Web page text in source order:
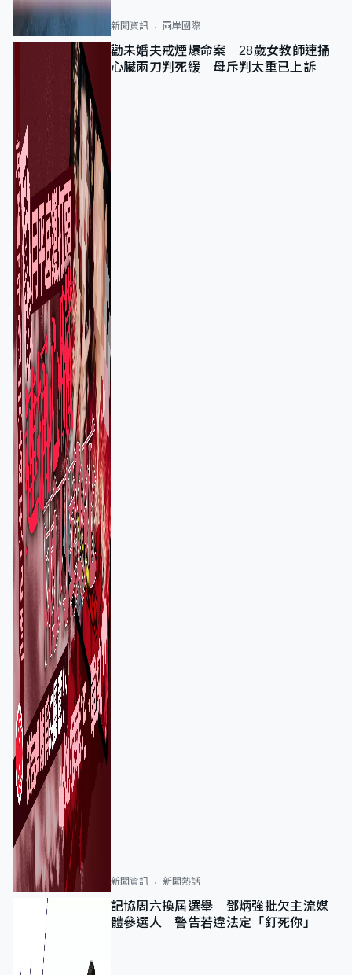
新聞資訊 兩岸國際
勸未婚夫戒煙爆命案 28歲女教師連捅
心臟兩刀判死緩 母斥判太重已上訴
新聞資訊 新聞熱話
記協周六換屆選舉 鄧炳強批欠主流媒
體參選人 警告若違法定「釘死你」